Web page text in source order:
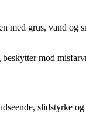
med grus, vand
mod
slidstyrke